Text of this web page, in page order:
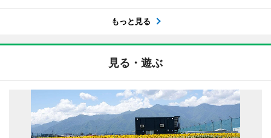
もっと見る
見る・遊ぶ